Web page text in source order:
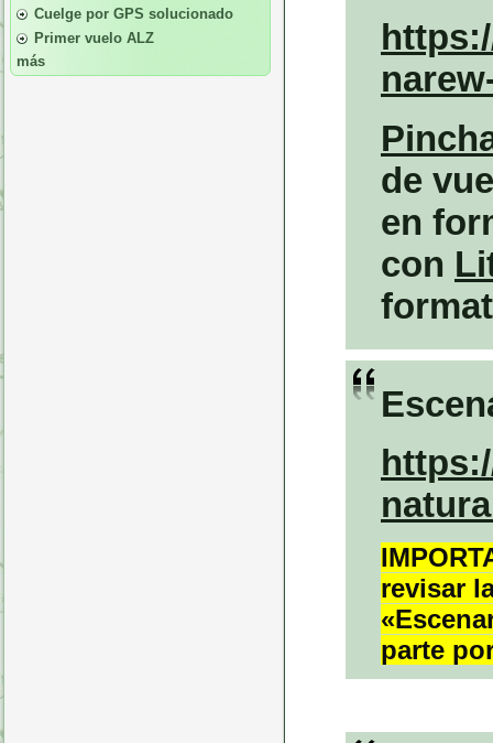
Cuelge por GPS solucionado
Primer vuelo ALZ
más
de
en
con
revisar
parte